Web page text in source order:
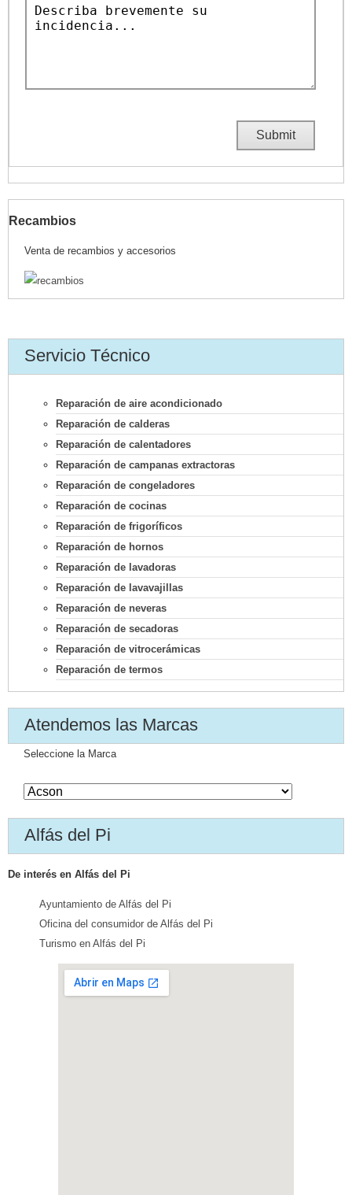
Recambios
Venta de recambios y accesorios
Servicio Técnico
Reparación de aire acondicionado
Reparación de calderas
Reparación de calentadores
Reparación de campanas extractoras
Reparación de congeladores
Reparación de cocinas
Reparación de frigoríficos
Reparación de hornos
Reparación de lavadoras
Reparación de lavavajillas
Reparación de neveras
Reparación de secadoras
Reparación de vitrocerámicas
Reparación de termos
Atendemos las Marcas
Seleccione la Marca
Alfás del Pi
De interés en Alfás del Pi
Ayuntamiento de Alfás del Pi
Oficina del consumidor de Alfás del Pi
Turismo en Alfás del Pi